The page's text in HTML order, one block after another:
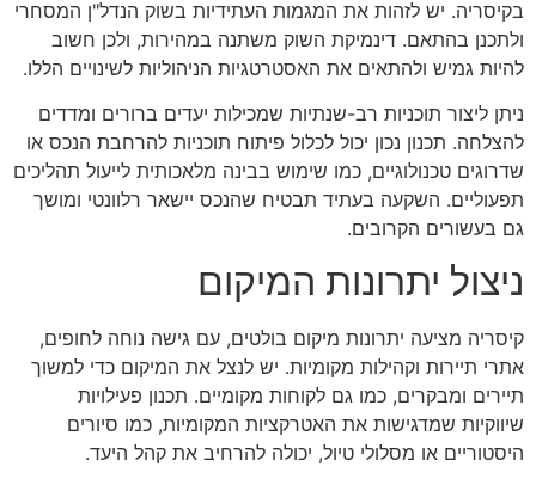
בקיסריה. יש לזהות את המגמות העתידיות בשוק הנדל"ן המסחרי
ולתכנן בהתאם. דינמיקת השוק משתנה במהירות, ולכן חשוב
להיות גמיש ולהתאים את האסטרטגיות הניהוליות לשינויים הללו.
ניתן ליצור תוכניות רב-שנתיות שמכילות יעדים ברורים ומדדים
להצלחה. תכנון נכון יכול לכלול פיתוח תוכניות להרחבת הנכס או
שדרוגים טכנולוגיים, כמו שימוש בבינה מלאכותית לייעול תהליכים
תפעוליים. השקעה בעתיד תבטיח שהנכס יישאר רלוונטי ומושך
גם בעשורים הקרובים.
ניצול יתרונות המיקום
קיסריה מציעה יתרונות מיקום בולטים, עם גישה נוחה לחופים,
אתרי תיירות וקהילות מקומיות. יש לנצל את המיקום כדי למשוך
תיירים ומבקרים, כמו גם לקוחות מקומיים. תכנון פעילויות
שיווקיות שמדגישות את האטרקציות המקומיות, כמו סיורים
היסטוריים או מסלולי טיול, יכולה להרחיב את קהל היעד.